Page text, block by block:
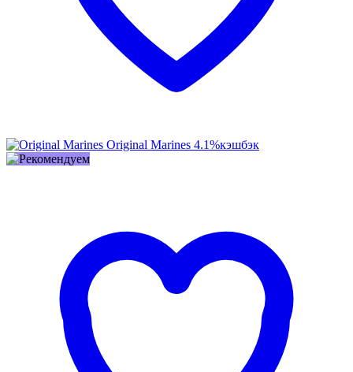
Original Marines 4.1%кэшбэк